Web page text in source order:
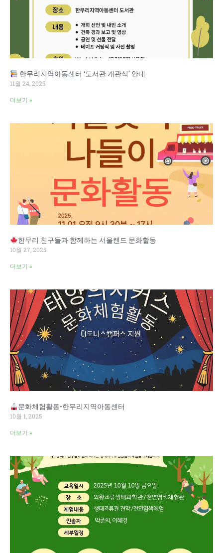
한무리지역아동센터 ‘도서관 개관식’ 안내
11월 24, 2025
더보기 »
한무리 친구들과 함께하는 서울랜드 문화활동
10월 27, 2025
더보기 »
문화체험활동-한무리지역아동센터
10월 1, 2025
더보기 »